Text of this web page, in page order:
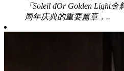
「Soleil dOr Golden Light
周年庆典的重要篇章，..